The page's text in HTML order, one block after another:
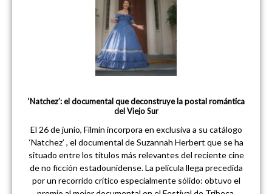
‘Natchez’: el documental que deconstruye la postal romántica
del Viejo Sur
El 26 de junio, Filmin incorpora en exclusiva a su catálogo
‘Natchez’ , el documental de Suzannah Herbert que se ha
situado entre los títulos más relevantes del reciente cine
de no ficción estadounidense. La película llega precedida
por un recorrido crítico especialmente sólido: obtuvo el